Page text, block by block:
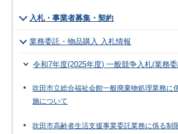
入札・事業者募集・契約
業務委託・物品購入 入札情報
令和7年度(2025年度) 一般競争入札(業務
吹田市立総合福祉会館一般廃棄物処理業務に
施について
吹田市高齢者生活支援事業委託業務に係る制